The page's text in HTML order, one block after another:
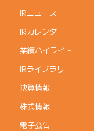
IRニュース
IRカレンダー
業績ハイライト
IRライブラリ
決算情報
株式情報
電子公告